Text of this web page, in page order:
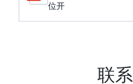
位开
联